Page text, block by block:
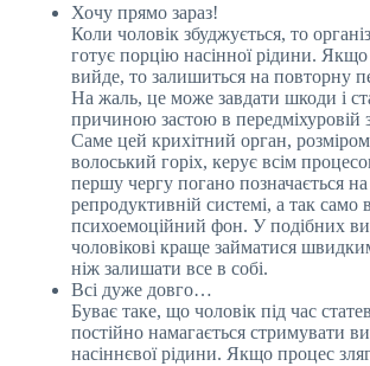
Хочу прямо зараз!
Коли чоловік збуджується, то
готує порцію насінної рідини.
вийде, то залишиться на повторну
На жаль, це може завдати шкоди і
причиною застою в передміхуровій
Саме цей крихітний орган,
волоський горіх, керує всім
першу чергу погано позначається на
репродуктивній системі, а так само
психоемоційний фон. У подібних
чоловікові краще займатися
ніж залишати все в собі.
Всі дуже довго…
Буває таке, що чоловік під час
постійно намагається стримувати
насіннєвої рідини. Якщо процес